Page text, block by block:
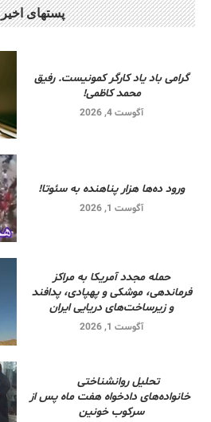
پستهای اخیر
گرامی باد یاد کارگر کمونیست. رفیق
محمد کاظمی!
آگوست 4, 2026
ورود ده‌ها هزار پناهنده به سئوتا!
آگوست 1, 2026
حمله مجدد آمریکا به مراکز
فرماندهی، موشکی و پهپادی، پدافند
و زیرساخت‌های دریایی ایران
آگوست 1, 2026
تحلیل روانشناختی
خانواده‌های دادخواه هفت ماه پس از
سرکوب خونین